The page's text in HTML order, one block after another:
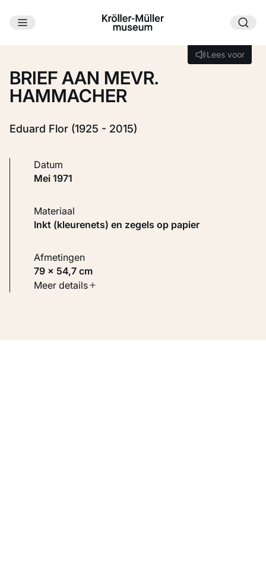
Ga naar hoofdinhoud
Lees voor
Lees voor
BRIEF AAN MEVR.
HAMMACHER
Eduard Flor (1925 - 2015)
Datum
mei 1971
Materiaal
Inkt (kleurenets) en zegels op papier
Afmetingen
79 × 54,7 cm
Soort werk
Meer details